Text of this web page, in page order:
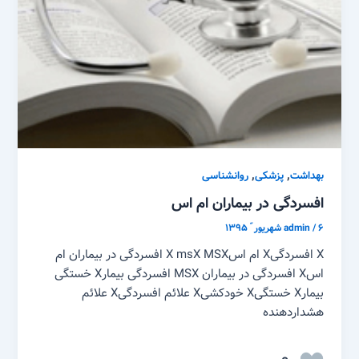
بهداشت,پزشکی,روانشناسی
افسردگی در بیماران ام اس
admin/۶ شهریور ّ ۱۳۹۵
X افسردگیX ام اسX msX MSX افسردگی در بیماران ام
اسX افسردگی در بیماران MSX افسردگی بیمارX خستگی
بیمارX خستگیX خودکشیX علائم افسردگیX علائم
هشداردهنده